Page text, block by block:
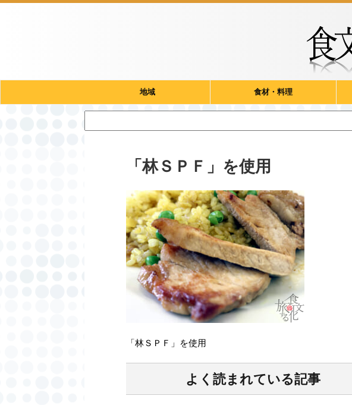
地域 食材・料理
「林ＳＰＦ」を使用
「林ＳＰＦ」を使用
よく読まれている記事